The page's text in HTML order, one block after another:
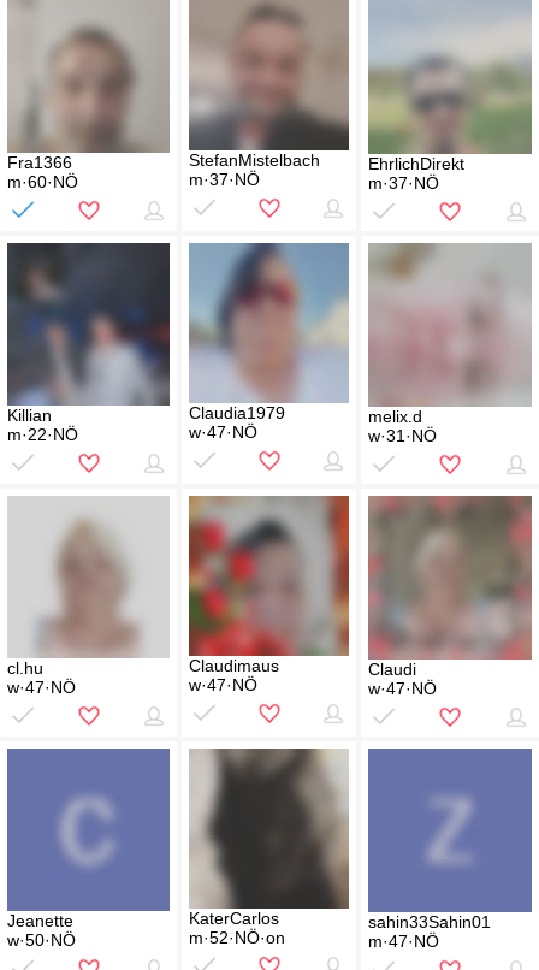
Fra1366
m·60·NÖ
StefanMistelbach
m·37·NÖ
EhrlichDirekt
m·37·NÖ
Killian
m·22·NÖ
Claudia1979
w·47·NÖ
melix.d
w·31·NÖ
cl.hu
w·47·NÖ
Claudimaus
w·47·NÖ
Claudi
w·47·NÖ
Jeanette
w·50·NÖ
KaterCarlos
m·52·NÖ·on
sahin33Sahin01
m·47·NÖ